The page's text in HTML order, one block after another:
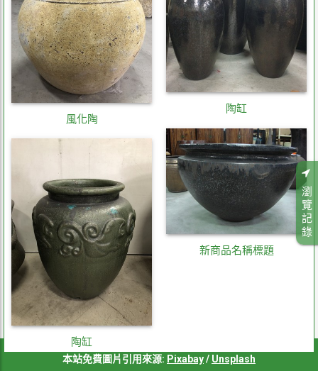
陶缸
風化陶
新商品名稱標題
陶缸
本站免費圖片引用來源: Pixabay/ Unsplash
瀏
覽
記
錄